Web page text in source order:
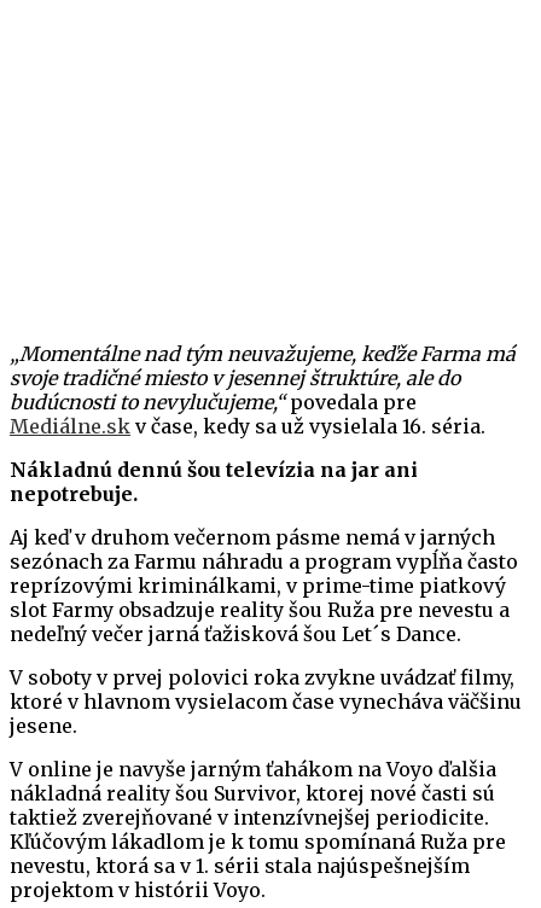
„Momentálne nad tým neuvažujeme, keďže Farma má
svoje tradičné miesto v jesennej štruktúre, ale do
budúcnosti to nevylučujeme,“povedala pre
Mediálne.sk v čase, kedy sa už vysielala 16. séria.
Nákladnú dennú šou televízia na jar ani
nepotrebuje.
Aj keď v druhom večernom pásme nemá v jarných
sezónach za Farmu náhradu a program vypĺňa často
reprízovými kriminálkami, v prime-time piatkový
slot Farmy obsadzuje reality šou Ruža pre nevestu a
nedeľný večer jarná ťažisková šou Let´s Dance.
V soboty v prvej polovici roka zvykne uvádzať filmy,
ktoré v hlavnom vysielacom čase vynecháva väčšinu
jesene.
V online je navyše jarným ťahákom na Voyo ďalšia
nákladná reality šou Survivor, ktorej nové časti sú
taktiež zverejňované v intenzívnejšej periodicite.
Kľúčovým lákadlom je k tomu spomínaná Ruža pre
nevestu, ktorá sa v 1. sérii stala najúspešnejším
projektom v histórii Voyo.